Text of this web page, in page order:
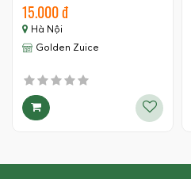
15.000 đ
Hà Nội
Golden Zuice